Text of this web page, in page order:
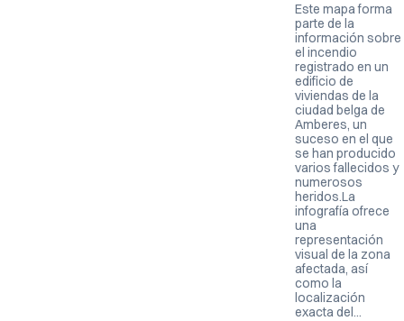
Este mapa forma
parte de la
información sobre
el incendio
registrado en un
edificio de
viviendas de la
ciudad belga de
Amberes, un
suceso en el que
se han producido
varios fallecidos y
numerosos
heridos.La
infografía ofrece
una
representación
visual de la zona
afectada, así
como la
localización
exacta del...